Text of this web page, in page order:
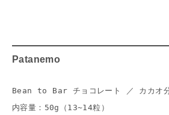
Patanemo
Bean to Bar チョコレート ／ カカオ
内容量：50g（13~14粒）